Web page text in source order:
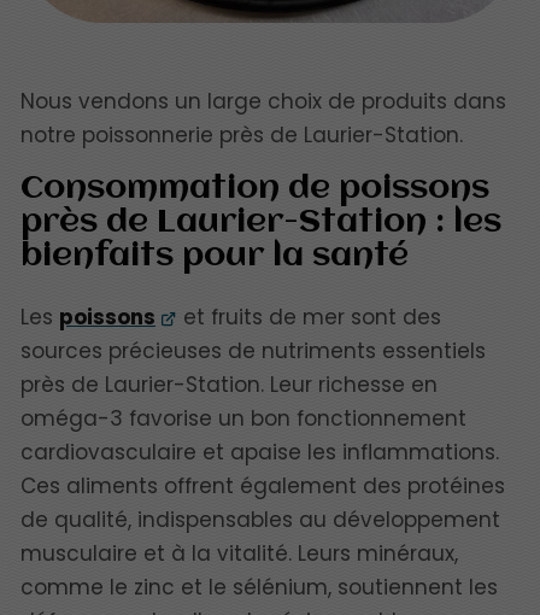
Nous vendons un large choix de produits dans
notre poissonnerie près de Laurier-Station.
Consommation de poissons
près de Laurier-Station : les
bienfaits pour la santé
Les poissons
et fruits de mer sont des
sources précieuses de nutriments essentiels
près de Laurier-Station. Leur richesse en
oméga-3 favorise un bon fonctionnement
cardiovasculaire et apaise les inflammations.
Ces aliments offrent également des protéines
de qualité, indispensables au développement
musculaire et à la vitalité. Leurs minéraux,
comme le zinc et le sélénium, soutiennent les